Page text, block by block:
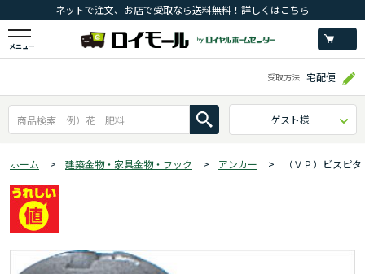
ネットで注文、お店で受取なら送料無料！詳しくはこちら
メニュー
受取方法 宅配便
ゲスト様
ホーム > 建築金物・家具金物・フック > アンカー > （ＶＰ）ビス